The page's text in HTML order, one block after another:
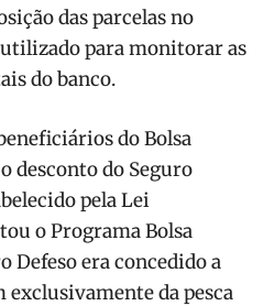
das parcelas no
para monitorar as
do banco.
do Bolsa
desconto do Seguro
pela Lei
o Programa Bolsa
Defeso era concedido a
exclusivamente da pesca